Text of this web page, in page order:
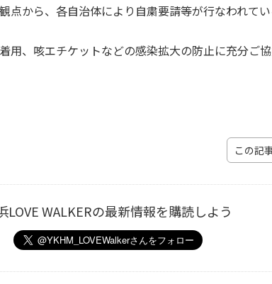
から、各自治体により自粛要請等が行なわれて
用、咳エチケットなどの感染拡大の防止に充分ご
この記
LOVE WALKERの最新情報を購読しよう